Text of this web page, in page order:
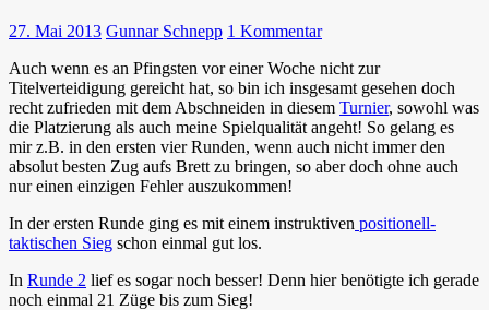
27. Mai 2013 Gunnar Schnepp 1 Kommentar
Auch wenn es an Pfingsten vor einer Woche nicht zur
Titelverteidigung gereicht hat, so bin ich insgesamt gesehen doch
recht zufrieden mit dem Abschneiden in diesem Turnier, sowohl was
die Platzierung als auch meine Spielqualität angeht! So gelang es
mir z.B. in den ersten vier Runden, wenn auch nicht immer den
absolut besten Zug aufs Brett zu bringen, so aber doch ohne auch
nur einen einzigen Fehler auszukommen!
In der ersten Runde ging es mit einem instruktiven positionell-
taktischen Sieg schon einmal gut los.
In Runde 2 lief es sogar noch besser! Denn hier benötigte ich gerade
noch einmal 21 Züge bis zum Sieg!